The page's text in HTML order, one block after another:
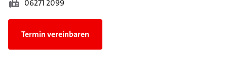
06271 2099
Termin vereinbaren